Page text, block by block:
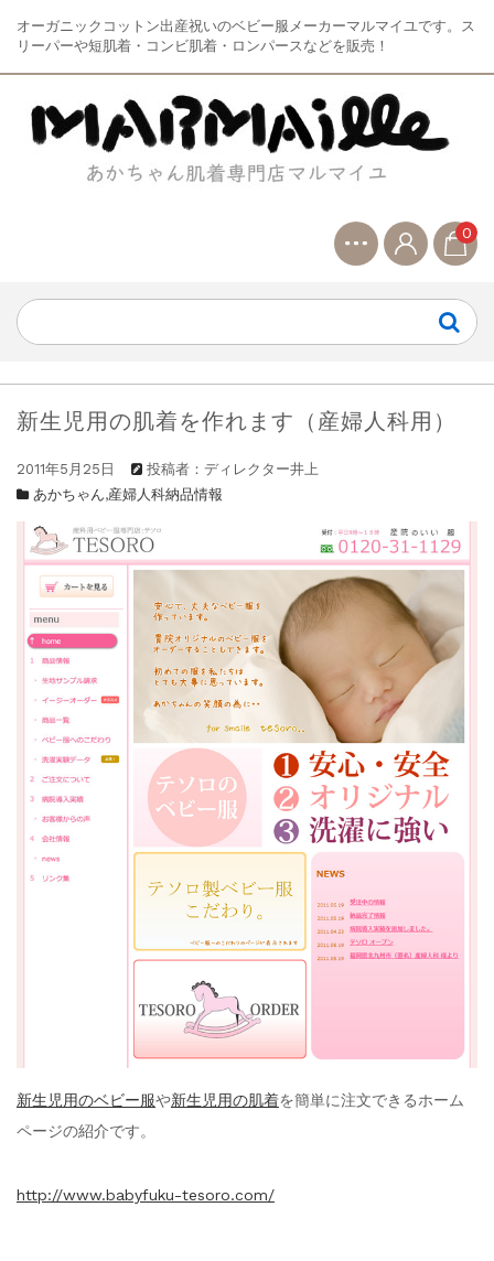
オーガニックコットン出産祝いのベビー服メーカーマルマイユです。ス
リーパーや短肌着・コンビ肌着・ロンパースなどを販売！
0
新生児用の肌着を作れます（産婦人科用）
2011年5月25日
投稿者：ディレクター井上
あかちゃん,産婦人科納品情報
新生児用のベビー服や新生児用の肌着を簡単に注文できるホーム
ページの紹介です。
http://www.babyfuku-tesoro.com/